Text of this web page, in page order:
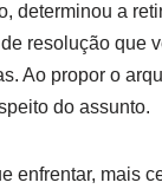
determinou a
resolução que
Ao propor o
do assunto.
enfrentar, mais